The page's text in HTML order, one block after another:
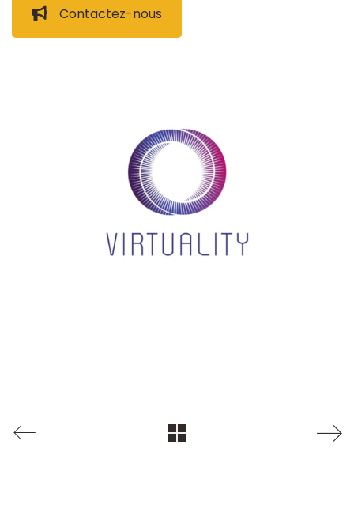
Contactez-nous